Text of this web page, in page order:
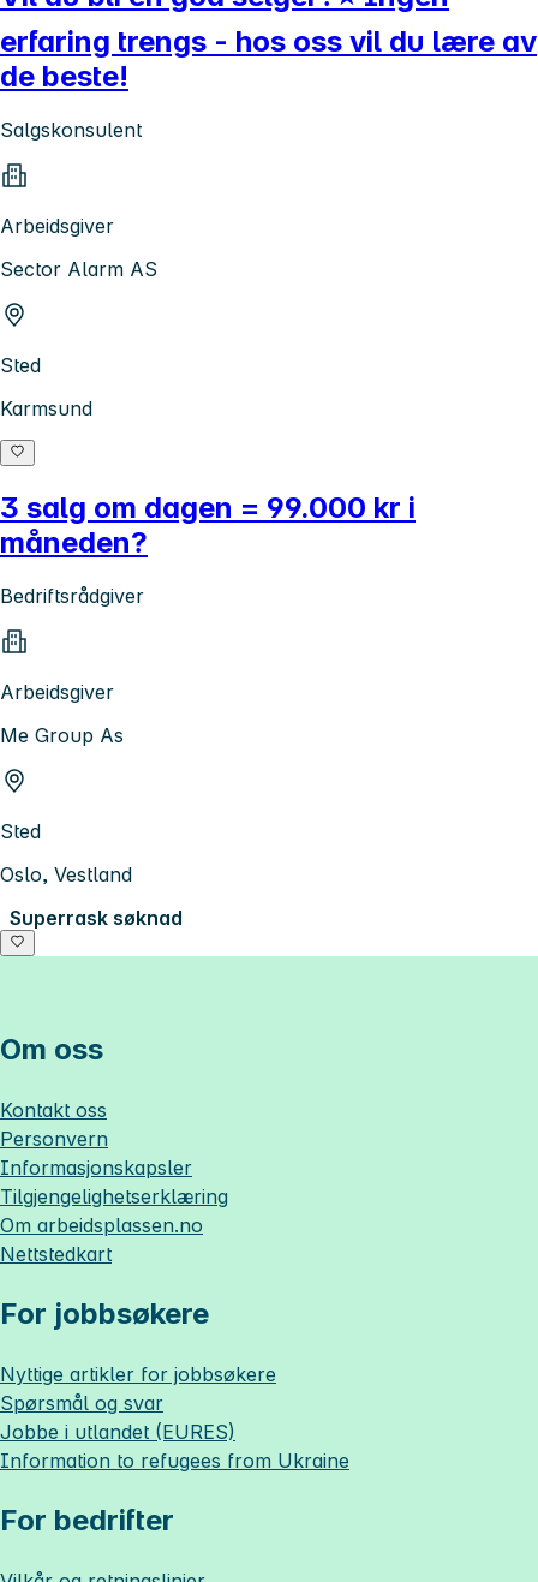
erfaring trengs - hos oss vil du lære av
de beste!
Salgskonsulent
Arbeidsgiver
Sector Alarm AS
Sted
Karmsund
3 salg om dagen = 99.000 kr i
måneden?
Bedriftsrådgiver
Arbeidsgiver
Me Group As
Sted
Oslo, Vestland
Superrask søknad
Om oss
Kontakt oss
Personvern
Informasjonskapsler
Tilgjengelighetserklæring
Om arbeidsplassen.no
Nettstedkart
For jobbsøkere
Nyttige artikler for jobbsøkere
Spørsmål og svar
Jobbe i utlandet (EURES)
Information to refugees from Ukraine
For bedrifter